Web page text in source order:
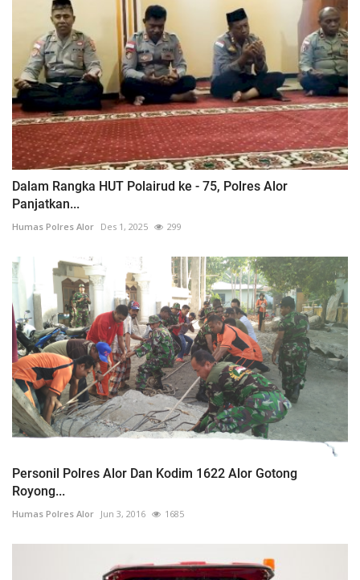
Dalam Rangka HUT Polairud ke - 75, Polres Alor
Panjatkan...
Humas Polres Alor Des 1, 2025 299
Personil Polres Alor Dan Kodim 1622 Alor Gotong
Royong...
Humas Polres Alor Jun 3, 2016 1685